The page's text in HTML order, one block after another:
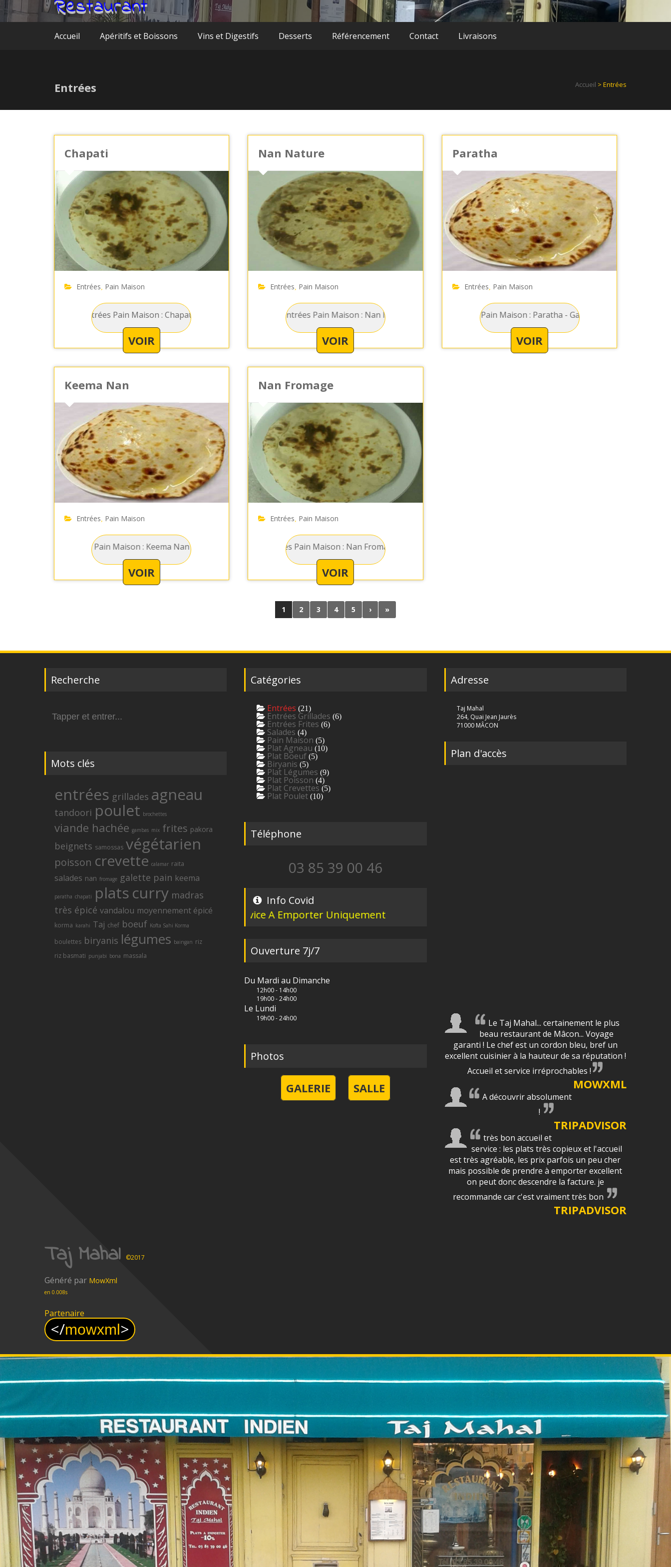
Restaurant
Accueil Apéritifs et Boissons Vins et Digestifs Desserts Référencement Contact Livraisons
Entrées Accueil > Entrées
Chapati
Entrées Pain Maison
Entrées Pain Maison : Chapati - Galette de pain complet
VOIR
Nan Nature
Entrées Pain Maison
Entrées Pain Maison : Nan Nature - Galette de pain
VOIR
Paratha
Entrées Pain Maison
Entrées Pain Maison : Paratha - Galette de farine de blé avec du beurre
VOIR
Keema Nan
Entrées Pain Maison
Entrées Pain Maison : Keema Nan - Galette de pain à la viande hachée
VOIR
Nan Fromage
Entrées Pain Maison
Entrées Pain Maison : Nan Fromage - Galette de pain au fromage
VOIR
1 2 3 4 5 › »
Recherche
for:
Mots clés
entrées grillades agneau
tandoori poulet brochettes
viande hachée gambas mix frites pakora
beignets samossas végétarien
poisson crevette calamar raita
salades nan fromage galette pain keema
paratha chapati platscurry madras
très épicé vandalou moyennement épicé
korma karahi Taj chef boeuf Kofta Sahi Korma
boulettes biryanis légumes baingan riz
riz basmati punjabi bona massala
Catégories
Entrées (21)
Entrées Grillades (6)
Entrées Frites (6)
Salades (4)
Pain Maison (5)
Plat Agneau (10)
Plat Boeuf (5)
Biryanis (5)
Plat Légumes (9)
Plat Poisson (4)
Plat Crevettes (5)
Plat Poulet (10)
Téléphone
03 85 39 00 46
Info Covid
Service A Emporter Uniquement
Ouverture 7j/7
Du Mardi au Dimanche
12h00 - 14h00
19h00 - 24h00
Le Lundi
19h00 - 24h00
Photos
GALERIE SALLE
Adresse
Taj Mahal
264, Quai Jean Jaurès
71000 MÂCON
Plan d'accès
Le Taj Mahal... certainement le plus
beau restaurant de Mâcon... Voyage
garanti ! Le chef est un cordon bleu, bref un
excellent cuisinier à la hauteur de sa réputation !
Accueil et service irréprochables !
MOWXML
A découvrir absolument
!
TRIPADVISOR
très bon accueil et
service : les plats très copieux et l'accueil
est très agréable, les prix parfois un peu cher
mais possible de prendre à emporter excellent
on peut donc descendre la facture. je
recommande car c'est vraiment très bon
TRIPADVISOR
Taj Mahal ©2017
Généré par MowXml
en 0.008s
Partenaire
</mowxml >